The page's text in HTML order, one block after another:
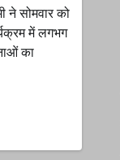
ने सोमवार को
में लगभग
का